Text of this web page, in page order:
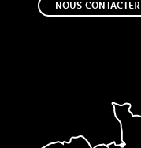
NOUS CONTACTER